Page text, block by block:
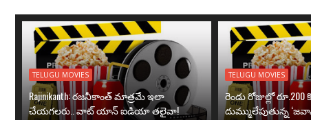
TELUGU MOVIES
Rajinikanth: రజనీకాంత్ మాత్రమే ఇలా
చేయగలరు.. వాట్ యాన్ ఐడియా తలైవా!
TELUGU MOVIES
రెండు రోజుల్లో
దుమ్ములేపుతున్న